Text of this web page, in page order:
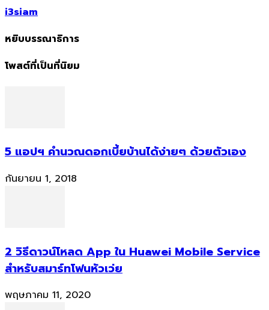
i3siam
หยิบบรรณาธิการ
โพสต์ที่เป็นที่นิยม
5 แอปฯ คำนวณดอกเบี้ยบ้านได้ง่ายๆ ด้วยตัวเอง
กันยายน 1, 2018
2 วิธีดาวน์โหลด App ใน Huawei Mobile Service
สำหรับสมาร์ทโฟนหัวเว่ย
พฤษภาคม 11, 2020